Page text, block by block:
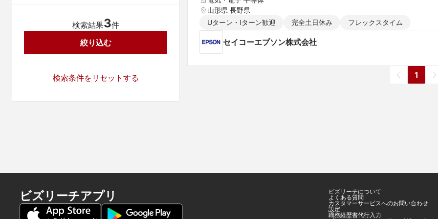
検索結果3件
絞り込む
検索条件をリセットする
山形県 長野県
Uターン・Iターン歓迎
完全土日休み フレックスタイム
セイコーエプソン株式会社
1
ビズリーチアプリ
ビズリーチについて
よくある質問
カスタマーサービスへのお問い合わせ
設定
職務経歴書代行入力